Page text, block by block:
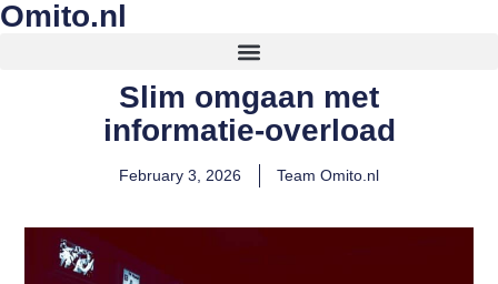
Omito.nl
Slim omgaan met
informatie-overload
February 3, 2026 Team Omito.nl